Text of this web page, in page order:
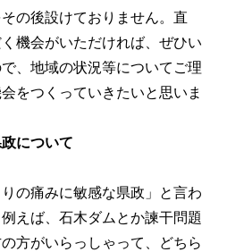
の後設けておりません。直
機会がいただければ、ぜひい
、地域の状況等についてご理
をつくっていきたいと思いま
について
の痛みに敏感な県政」と言わ
えば、石木ダムとか諫干問題
方がいらっしゃって、どちら